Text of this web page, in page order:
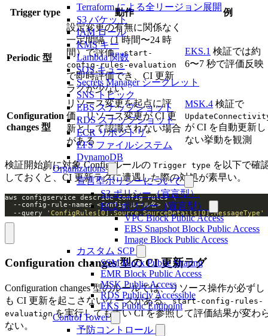
Terraform による全リージョン展開
S3 バケット
IAM ロール
KMS キー
Lambda 関数
SQS キュー
Secrets Manager シークレット
SNS トピック
EBS スナップショット
RDS スナップショット
ECR リポジトリ
EFS ファイルシステム
DynamoDB
Organizations
宣言型ポリシーについて
S3 ポリシー（宣言型）
EC2 ポリシー（宣言型）
VPC Block Public Access
EBS Snapshot Block Public Access
Image Block Public Access
カスタム SCP
SSM Block Public Sharing
EMR Block Public Access
MSK Public Access
RDS Publicly Accessible
EKS Public Endpoint
Control Tower
予防コントロール
Trigger type 動作 例
Periodic 型
設定変更の有無に関係なく
一定間隔（1 時間〜24 時
間）で評価。start-
config-rules-evaluation
で即時評価でき、CI 更新
ラグが少ない
EKS.1 検証では約
6〜7 秒で評価反映
Configuration
changes 型
リソース変更を起点に評
価。リソース変更が CI 更
新として認識されない場合
がある
MSK.4 検証で
が CI を自動更新し
ない挙動を観測
検証開始前に対象 Config ルールの Trigger type を以下で確
しておくと、CI 更新ラグに遭遇した際の対処が素早い。
aws configservice describe-config-rules
  --config-rule-names <Config ルール名>
  --query
'ConfigRules[0].Source.SourceDetails[0].MessageType'
Configuration changes 型の CI 更新ラグ
Configuration changes 型のルールでは、リソース操作が必ずし
も CI 更新を起こさないケースがある。start-config-rules-
evaluationを実行しても古い CI を参照して評価結果が変わ
ない。